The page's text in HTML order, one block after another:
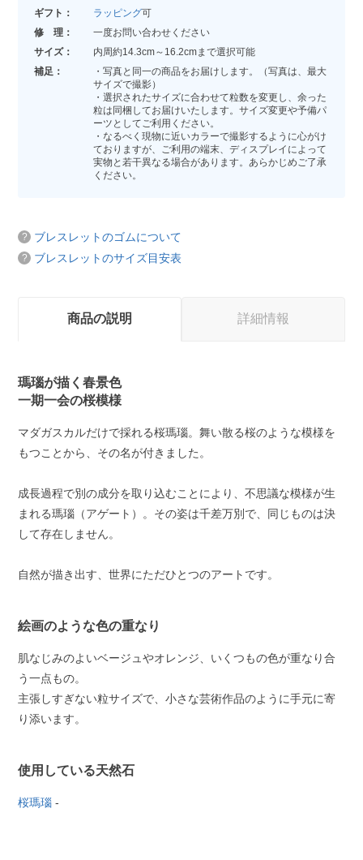
ギフト：
ラッピング可
修 理：
一度お問い合わせください
サイズ：
内周約14.3cm～16.2cmまで選択可能
補足：
・写真と同一の商品をお届けします。（写真は、最大
サイズで撮影）
・選択されたサイズに合わせて粒数を変更し、余った
粒は同梱してお届けいたします。サイズ変更や予備パ
ーツとしてご利用ください。
・なるべく現物に近いカラーで撮影するように心がけ
ておりますが、ご利用の端末、ディスプレイによって
実物と若干異なる場合があります。あらかじめご了承
ください。
ブレスレットのゴムについて
ブレスレットのサイズ目安表
商品の説明 詳細情報
瑪瑙が描く春景色
一期一会の桜模様
マダガスカルだけで採れる桜瑪瑙。舞い散る桜のような模様を
もつことから、その名が付きました。
成長過程で別の成分を取り込むことにより、不思議な模様が生
まれる瑪瑙（アゲート）。その姿は千差万別で、同じものは決
して存在しません。
自然が描き出す、世界にただひとつのアートです。
絵画のような色の重なり
肌なじみのよいベージュやオレンジ、いくつもの色が重なり合
う一点もの。
主張しすぎない粒サイズで、小さな芸術作品のように手元に寄
り添います。
使用している天然石
桜瑪瑙 -